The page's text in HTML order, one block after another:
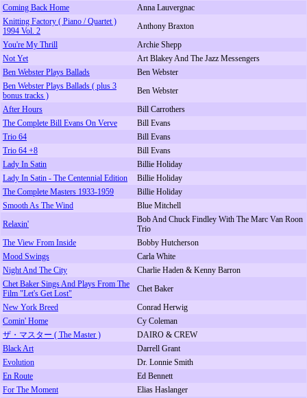
Coming Back Home
Anna Lauvergnac
Knitting Factory ( Piano / Quartet )
1994 Vol. 2
Anthony Braxton
You're My Thrill
Archie Shepp
Not Yet
Art Blakey And The Jazz Messengers
Ben Webster Plays Ballads
Ben Webster
Ben Webster Plays Ballads ( plus 3
bonus tracks )
Ben Webster
After Hours
Bill Carrothers
The Complete Bill Evans On Verve
Bill Evans
Trio 64
Bill Evans
Trio 64 +8
Bill Evans
Lady In Satin
Billie Holiday
Lady In Satin - The Centennial Edition
Billie Holiday
The Complete Masters 1933-1959
Billie Holiday
Smooth As The Wind
Blue Mitchell
Relaxin'
Bob And Chuck Findley With The Marc Van Roon
Trio
The View From Inside
Bobby Hutcherson
Mood Swings
Carla White
Night And The City
Charlie Haden & Kenny Barron
Chet Baker Sings And Plays From The
Film "Let's Get Lost"
Chet Baker
New York Breed
Conrad Herwig
Comin' Home
Cy Coleman
ザ・マスター ( The Master )
DAIRO & CREW
Black Art
Darrell Grant
Evolution
Dr. Lonnie Smith
En Route
Ed Bennett
For The Moment
Elias Haslanger